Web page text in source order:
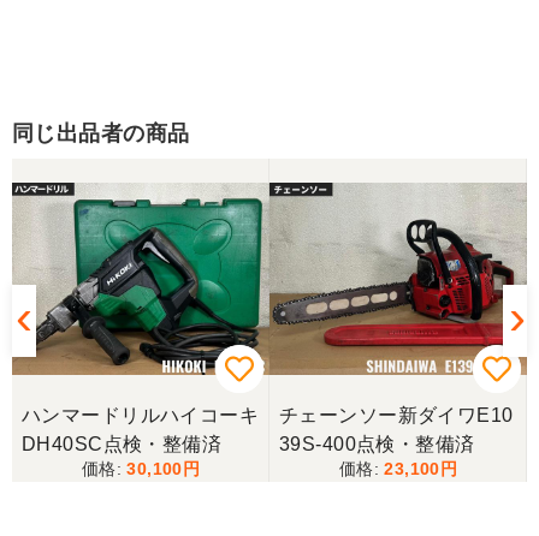
同じ出品者の商品
ハンマードリルハイコーキ
DH40SC点検・整備済
30,100
チェーンソー新ダイワE10
39S-400点検・整備済
23,100